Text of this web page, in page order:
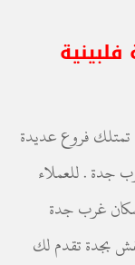
تمتلك فروع عديدة
جدة . للعملاء
سكان غرب جدة
بجدة تقدم لك